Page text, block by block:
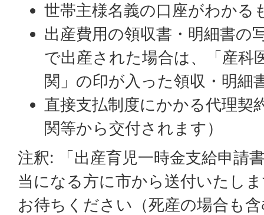
世帯主様名義の口座がわかる
出産費用の領収書・明細書の
で出産された場合は、「産科
関」の印が入った領収・明細
直接支払制度にかかる代理契
関等から交付されます）
注釈: 「出産育児一時金支給申請
当になる方に市から送付いたし
お待ちください（死産の場合も